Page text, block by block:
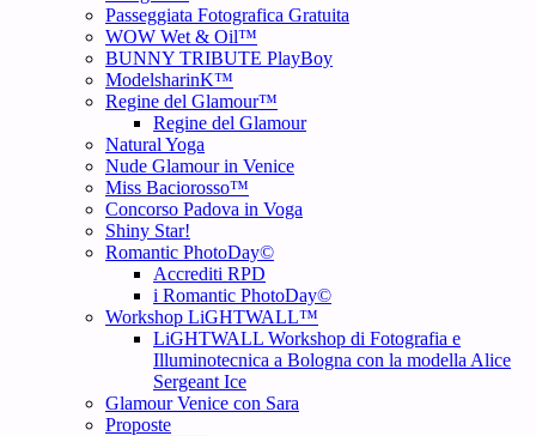
Passeggiata Fotografica Gratuita
WOW Wet & Oil™
BUNNY TRIBUTE PlayBoy
ModelsharinK™
Regine del Glamour™
Regine del Glamour
Natural Yoga
Nude Glamour in Venice
Miss Baciorosso™
Concorso Padova in Voga
Shiny Star!
Romantic PhotoDay©
Accrediti RPD
i Romantic PhotoDay©
Workshop LiGHTWALL™
LiGHTWALL Workshop di Fotografia e
Illuminotecnica a Bologna con la modella Alice
Sergeant Ice
Glamour Venice con Sara
Proposte